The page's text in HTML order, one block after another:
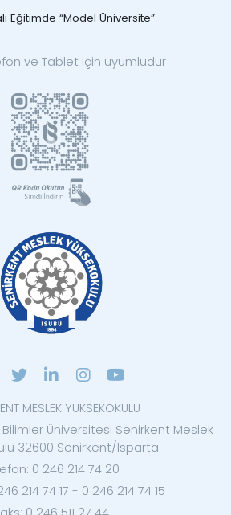
Eğitimde “Model Üniversite”
ve Tablet için uyumludur
MESLEK YÜKSEKOKULU
Üniversitesi Senirkent Meslek
32600 Senirkent/Isparta
0 246 214 74 20
214 74 17 - 0 246 214 74 15